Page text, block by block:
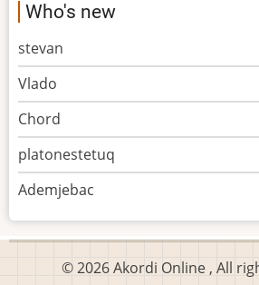
Who's new
stevan
Vlado
Chord
platonestetuq
Ademjebac
© 2026 Akordi Online , All